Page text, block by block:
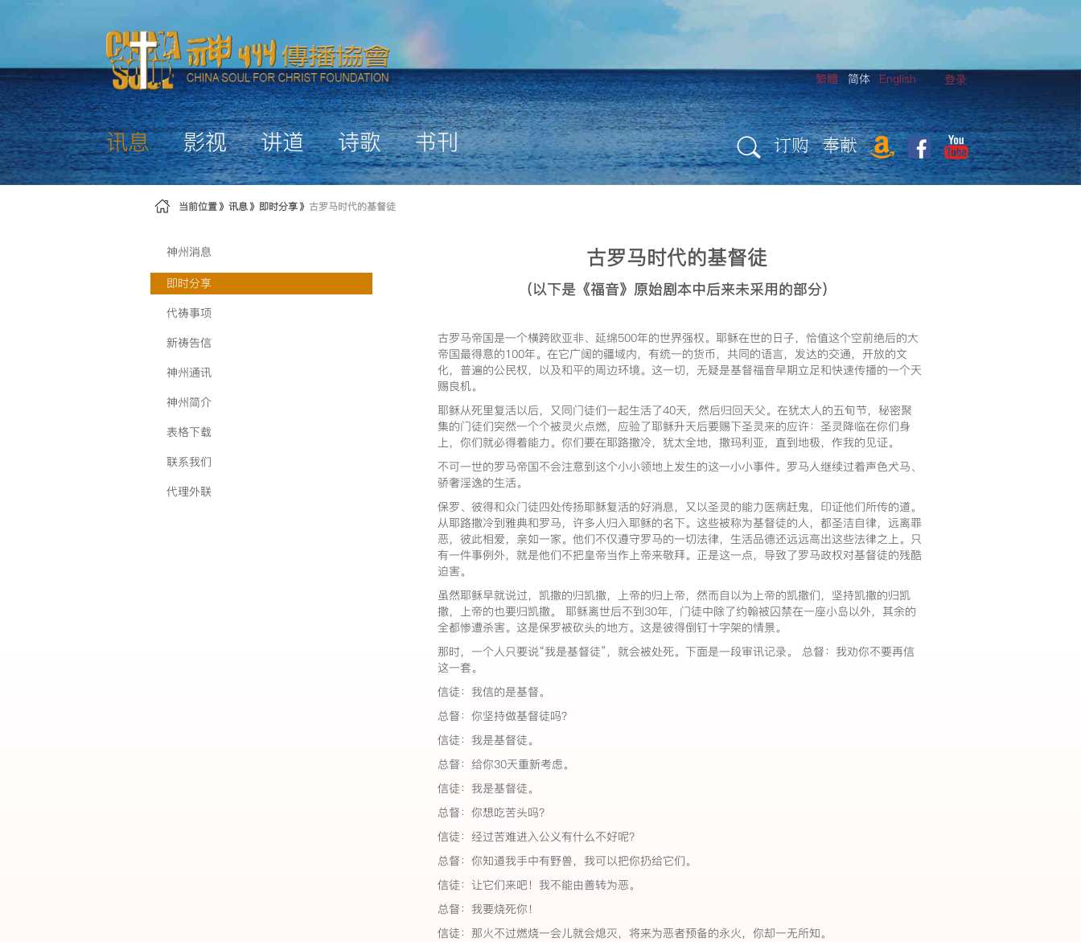
登录
繁體 简体 English
讯息 影视 讲道 诗歌 书刊 订购 奉献
当前位置 讯息 即时分享 古罗马时代的基督徒
神州消息
即时分享
代祷事项
新祷告信
神州通讯
神州简介
表格下载
联系我们
代理外联
古罗马时代的基督徒
（以下是《福音》原始剧本中后来未采用的部分）
古罗马帝国是一个横跨欧亚非、延绵500年的世界强权。耶稣在世的日子，恰值这个空前绝后的大
帝国最得意的100年。在它广阔的疆域内，有统一的货币，共同的语言，发达的交通，开放的文
化，普遍的公民权，以及和平的周边环境。这一切，无疑是基督福音早期立足和快速传播的一个天
赐良机。
耶稣从死里复活以后，又同门徒们一起生活了40天，然后归回天父。在犹太人的五旬节，秘密聚
集的门徒们突然一个个被灵火点燃，应验了耶稣升天后要赐下圣灵来的应许：圣灵降临在你们身
上，你们就必得着能力。你们要在耶路撒冷，犹太全地，撒玛利亚，直到地极，作我的见证。
不可一世的罗马帝国不会注意到这个小小领地上发生的这一小小事件。罗马人继续过着声色犬马、
骄奢淫逸的生活。
保罗、彼得和众门徒四处传扬耶稣复活的好消息，又以圣灵的能力医病赶鬼，印证他们所传的道。
从耶路撒冷到雅典和罗马，许多人归入耶稣的名下。这些被称为基督徒的人，都圣洁自律，远离罪
恶，彼此相爱，亲如一家。他们不仅遵守罗马的一切法律，生活品德还远远高出这些法律之上。只
有一件事例外，就是他们不把皇帝当作上帝来敬拜。正是这一点，导致了罗马政权对基督徒的残酷
迫害。
虽然耶稣早就说过，凯撒的归凯撒，上帝的归上帝，然而自以为上帝的凯撒们，坚持凯撒的归凯
撒，上帝的也要归凯撒。 耶稣离世后不到30年，门徒中除了约翰被囚禁在一座小岛以外，其余的
全都惨遭杀害。这是保罗被砍头的地方。这是彼得倒钉十字架的情景。
那时，一个人只要说“我是基督徒”，就会被处死。下面是一段审讯记录。 总督：我劝你不要再信
这一套。
信徒：我信的是基督。
总督：你坚持做基督徒吗？
信徒：我是基督徒。
总督：给你30天重新考虑。
信徒：我是基督徒。
总督：你想吃苦头吗？
信徒：经过苦难进入公义有什么不好呢？
总督：你知道我手中有野兽，我可以把你扔给它们。
信徒：让它们来吧！我不能由善转为恶。
总督：我要烧死你！
信徒：那火不过燃烧一会儿就会熄灭，将来为恶者预备的永火，你却一无所知。